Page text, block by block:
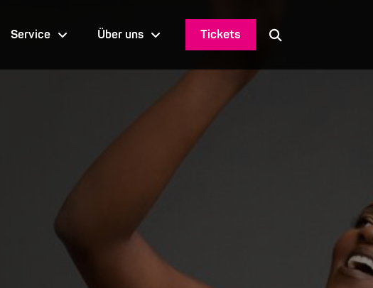
Service Über uns Tickets